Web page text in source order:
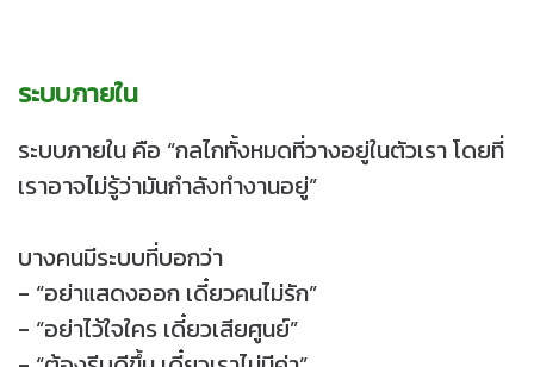
ระบบภายใน
ระบบภายใน คือ “กลไกทั้งหมดที่วางอยู่ในตัวเรา โดยที่
เราอาจไม่รู้ว่ามันกำลังทำงานอยู่”
บางคนมีระบบที่บอกว่า
- “อย่าแสดงออก เดี๋ยวคนไม่รัก”
- “อย่าไว้ใจใคร เดี๋ยวเสียศูนย์”